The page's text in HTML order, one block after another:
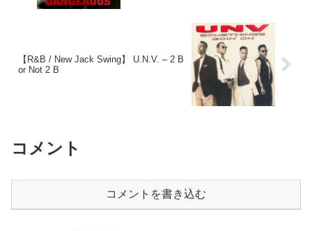
【R&B / New Jack Swing】 U.N.V. – 2 B
or Not 2 B
コメント
コメントを書き込む